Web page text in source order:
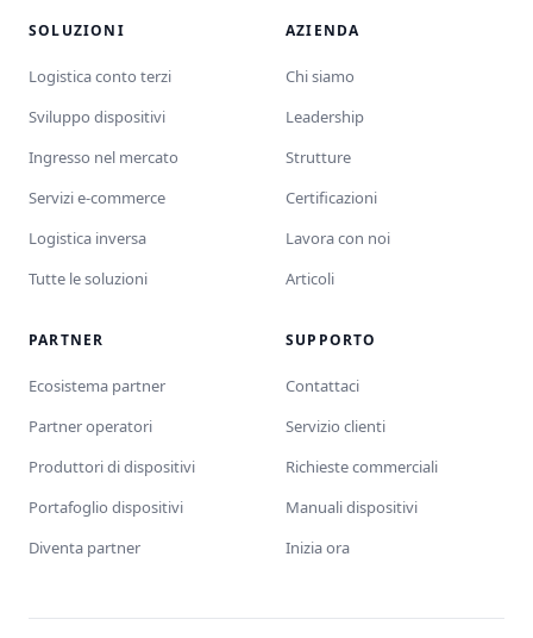
SOLUZIONI
Logistica conto terzi
Sviluppo dispositivi
Ingresso nel mercato
Servizi e-commerce
Logistica inversa
Tutte le soluzioni
AZIENDA
Chi siamo
Leadership
Strutture
Certificazioni
Lavora con noi
Articoli
PARTNER
Ecosistema partner
Partner operatori
Produttori di dispositivi
Portafoglio dispositivi
Diventa partner
SUPPORTO
Contattaci
Servizio clienti
Richieste commerciali
Manuali dispositivi
Inizia ora